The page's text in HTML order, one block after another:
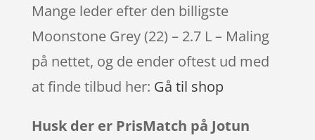
Mange leder efter den billigste
Moonstone Grey (22) – 2.7 L – Maling
på nettet, og de ender oftest ud med
at finde tilbud her: Gå til shop
Husk der er PrisMatch på Jotun